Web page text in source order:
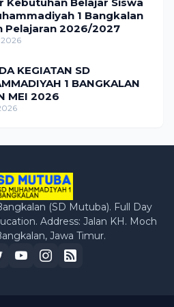
1 Bangkalan
Pelajaran 2026/2027
KEGIATAN SD
1 BANGKALAN
MEI 2026
(SD Mutuba). Full Day
Address: Jalan KH. Moch
Jawa Timur.